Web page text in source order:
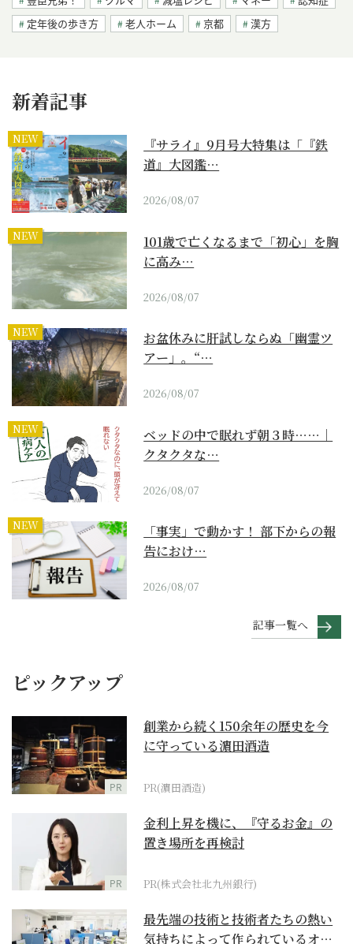
定年後の歩き方
老人ホーム 京都 漢方
新着記事
NEW
『サライ』9月号大特集は「『鉄
道』大図鑑…
2026/08/07
NEW
101歳で亡くなるまで「初心」を胸
に高み…
2026/08/07
NEW
お盆休みに肝試しならぬ「幽霊ツ
アー」。“…
2026/08/07
NEW
ベッドの中で眠れず朝３時……｜
クタクタな…
2026/08/07
NEW
「事実」で動かす！ 部下からの報
告におけ…
2026/08/07
記事一覧へ
ピックアップ
PR
創業から続く150余年の歴史を今
に守っている濵田酒造
PR(濵田酒造)
PR
金利上昇を機に、『守るお金』の
置き場所を再検討
PR(株式会社北九州銀行)
最先端の技術と技術者たちの熱い
気持ちによって作られているオー